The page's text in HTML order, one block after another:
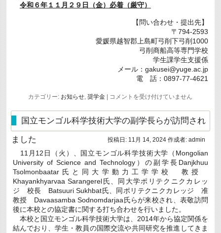
令和６年１１月２９日（金）必着（厳守）
【問い合わせ・提出先】
〒794-2593
愛媛県越智郡上島町弓削下弓削1000
弓削商船高等専門学校
学生課学生支援係
メール：gakusei@yuge.ac.jp
電 話：0897-77-4621
カテゴリー: お知らせ ,奨学金
令
６
年
度
愛
媛
公
立
高
学
校
等
奨
学
の
た
コメントを受け付けていません
国立モンゴル科学技術大学の副学長らが訪問され
ました
投稿日: 11月 14, 2024 作成者: admin
11月12日（火）、国立モンゴル科学技術大学（Mongolian
University of Science and Technology）の副学長Danjkhuu
Tsolmonbaatar氏と同大学動力工学学校 教授
Khayankhyarvaa Sarangerel氏、同大学ポリテクニクカレッ
ジ 校長 Batsuuri Sukhbat氏、同ポリテクニクカレッジ 准
教授 Davaasamba Sodnomdarjaa氏らが来校され、表敬訪問
後に本校との協定書に関する打ち合わせを行いました。
本校と国立モンゴル科学技術大学は、2014年から協定関係を
結んでおり、学生・教員の国際交流や共同研究を推進してきま